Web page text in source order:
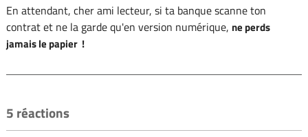
En attendant, cher ami lecteur, si ta banque scanne ton
contrat et ne la garde qu'en version numérique, ne perds
jamais le papier !
5 réactions